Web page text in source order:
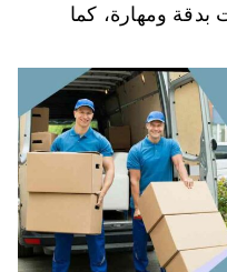
ومهارة، كما